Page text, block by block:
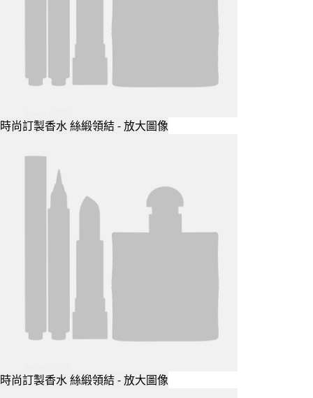
時尚訂製香水 絲緞領結 - 放大圖像
時尚訂製香水 絲緞領結 - 放大圖像